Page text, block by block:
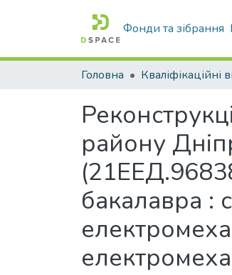
Фонди та зібрання
Головна
району
бакалавра :